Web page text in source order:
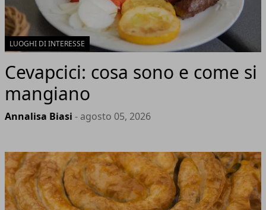
LUOGHI DI INTERESSE
Cevapcici: cosa sono e come si
mangiano
Annalisa Biasi - agosto 05, 2026